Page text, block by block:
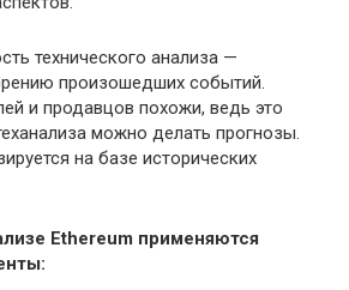
технического анализа —
произошедших событий.
и продавцов похожи, ведь это
можно делать прогнозы.
на базе исторических
Ethereum применяются